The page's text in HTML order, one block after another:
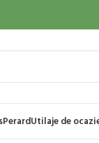
PerardUtilaje de